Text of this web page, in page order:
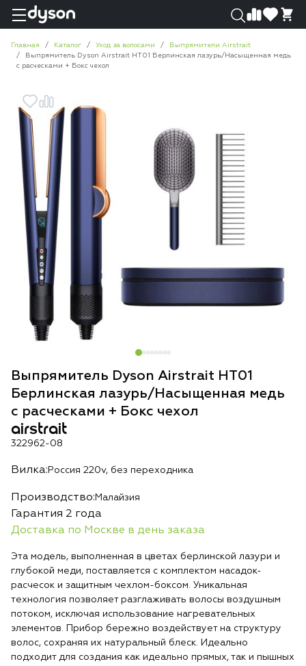
Главная Каталог Уход за волосами
Выпрямители Airstrait
Выпрямитель Dyson Airstrait HT01 Берлинская лазурь/Насыщенная медь
с расческами + Бокс чехол
Выпрямитель Dyson Airstrait HT01
Берлинская лазурь/Насыщенная медь
с расческами + Бокс чехол
airstrait
322962-08
Вилка: Россия 220v, без переходника
Производство: Малайзия
Гарантия 2 года
Доставка по Москве в день заказа
Эта модель, выполненная в цветах берлинской лазури и
глубокой меди, поставляется с комплектом насадок-
расчесок и защитным чехлом-боксом. Уникальная
технология позволяет разглаживать волосы воздушным
потоком, исключая использование нагревательных
элементов. Прибор бережно воздействует на структуру
волос, сохраняя их натуральный блеск. Идеально
подходит для создания как идеально прямых, так и пышных